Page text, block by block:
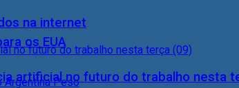
os EUA
na internet
artificial no futuro do trabalho nesta